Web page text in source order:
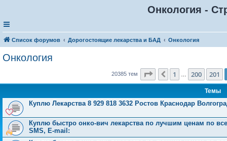
Онкология -
Список форумов Дорогостоящие лекарства и БАД Онкология
Онкология
20385 тем Страница 202из 816
Пред.
1 200 201
Темы
Куплю Лекарства 8 929 818 3632 Ростов Краснодар
Куплю быстро онко-вич лекарства по лучшим ценам по
SMS, E-mail: